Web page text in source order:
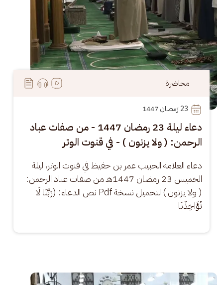
محاضرة
23
دعاء ليلة 23 رمضان 1447 - من صفات عباد
الرحمن: ( ولا يزنون ) - في قنوت الوتر
دعاء العلامة الحبيب عمر بن حفيظ في قنوت الوتر، ليلة
الخميس 23 رمضان 1447هـ من صفات عباد الرحمن:
( ولا يزنون ) لتحميل نسخة Pdf نص الدعاء: (رَبَّنَا لَا
تُؤَاخِذْنَا
الصورة